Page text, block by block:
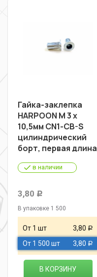
Гайка-заклепка
HARPOON М 3 х
10,5мм CN1-CB-S
цилиндрический
борт, первая длина
в наличии
3,80 Р
В упаковке 1 500
От 1 шт 3,80 Р
От 1 500 шт 3,80 Р
В КОРЗИНУ